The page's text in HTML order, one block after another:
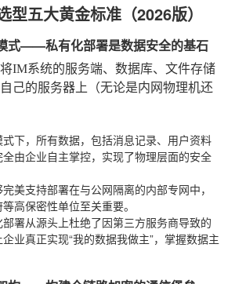
型五大黄金标准（2026版）
式——私有化部署是数据安全的基石
IM系统的服务端、数据库、文件存储
己的服务器上（无论是内网物理机还
式下，所有数据，包括消息记录、用户资料
由企业自主掌控，实现了物理层面的安全
美支持部署在与公网隔离的内部专网中，
高保密性单位至关重要。
部署从源头上杜绝了因第三方服务商导致的
业真正实现“我的数据我做主”，掌握数据主